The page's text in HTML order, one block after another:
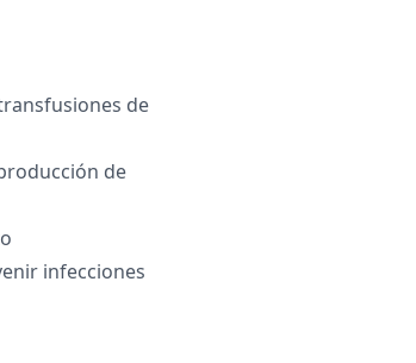
de
de
infecciones